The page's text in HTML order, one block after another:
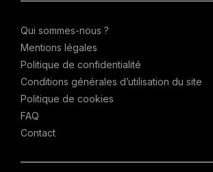
Qui sommes-nous ?
Mentions légales
Politique de confidentialité
Conditions générales d’utilisation du site
Politique de cookies
FAQ
Contact